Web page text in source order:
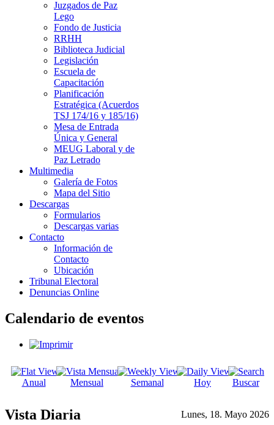
Juzgados de Paz
Lego
Fondo de Justicia
RRHH
Biblioteca Judicial
Legislación
Escuela de
Capacitación
Planificación
Estratégica (Acuerdos
TSJ 174/16 y 185/16)
Mesa de Entrada
Única y General
MEUG Laboral y de
Paz Letrado
Multimedia
Galería de Fotos
Mapa del Sitio
Descargas
Formularios
Descargas varias
Contacto
Información de
Contacto
Ubicación
Tribunal Electoral
Denuncias Online
Calendario de eventos
Anual Mensual Semanal Hoy Buscar
Vista Diaria Lunes, 18. Mayo 2026